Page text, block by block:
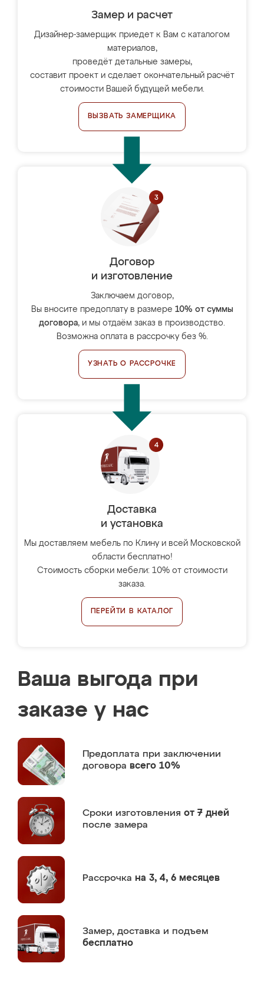
Замер и расчет
Дизайнер-замерщик приедет к Вам с каталогом
материалов,
проведёт детальные замеры,
составит проект и сделает окончательный расчёт
стоимости Вашей будущей мебели.
ВЫЗВАТЬ ЗАМЕРЩИКА
Договор
и изготовление
Заключаем договор,
Вы вносите предоплату в размере 10% от суммы
договора, и мы отдаём заказ в производство.
Возможна оплата в рассрочку без %.
УЗНАТЬ О РАССРОЧКЕ
Доставка
и установка
Мы доставляем мебель по Клину и всей Московской
области бесплатно!
Стоимость сборки мебели: 10% от стоимости
заказа.
ПЕРЕЙТИ В КАТАЛОГ
Ваша выгода при
заказе у нас
Предоплата при заключении
договора всего 10%
Сроки изготовления от 7 дней
после замера
Рассрочка на 3, 4, 6 месяцев
Замер, доставка и подъем
бесплатно